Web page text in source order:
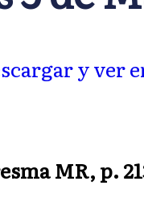
y ver
MR, p.